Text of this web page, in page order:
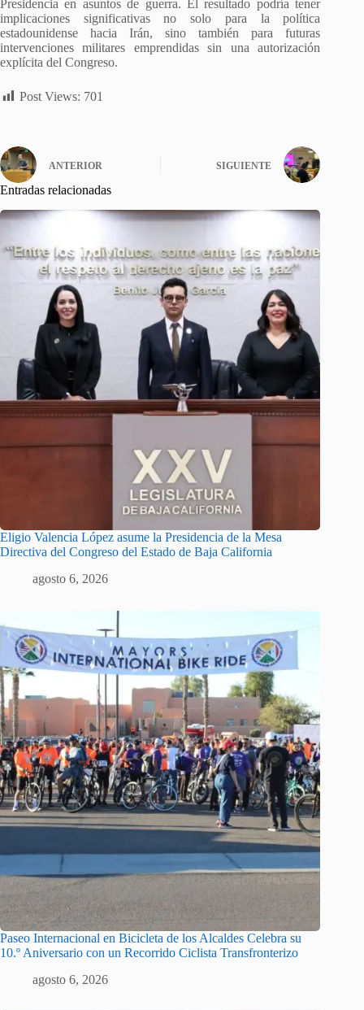
Presidencia en asuntos de guerra. El resultado podría tener
implicaciones significativas no solo para la política
estadounidense hacia Irán, sino también para futuras
intervenciones militares emprendidas sin una autorización
explícita del Congreso.
Post Views: 701
ANTERIOR SIGUIENTE
Entradas relacionadas
Eligio Valencia López asume la Presidencia de la Mesa
Directiva del Congreso del Estado de Baja California
agosto 6, 2026
Paseo Internacional en Bicicleta de los Alcaldes Celebra su
10.º Aniversario con un Recorrido Ciclista Transfronterizo
agosto 6, 2026